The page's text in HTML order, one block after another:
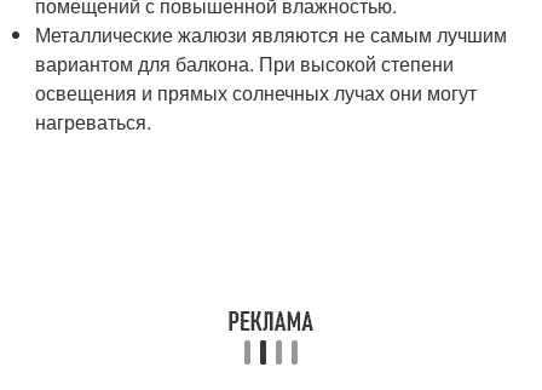
Металлические жалюзи являются не самым лучшим
вариантом для балкона. При высокой степени
освещения и прямых солнечных лучах они могут
нагреваться.